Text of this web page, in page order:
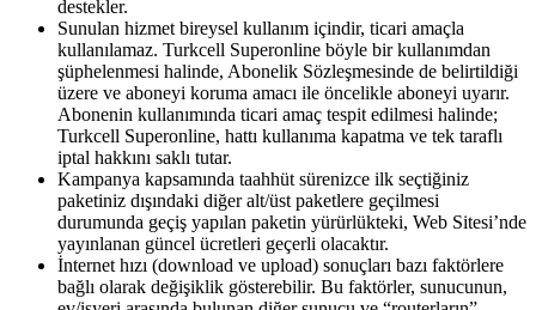
destekler.
Sunulan hizmet bireysel kullanım içindir, ticari amaçla
kullanılamaz. Turkcell Superonline böyle bir kullanımdan
şüphelenmesi halinde, Abonelik Sözleşmesinde de belirtildiği
üzere ve aboneyi koruma amacı ile öncelikle aboneyi uyarır.
Abonenin kullanımında ticari amaç tespit edilmesi halinde;
Turkcell Superonline, hattı kullanıma kapatma ve tek taraflı
iptal hakkını saklı tutar. ​
Kampanya kapsamında taahhüt sürenizce ilk seçtiğiniz
paketiniz dışındaki diğer alt/üst paketlere geçilmesi
durumunda geçiş yapılan paketin yürürlükteki, Web Sitesi’nde
yayınlanan güncel ücretleri geçerli olacaktır.
İnternet hızı (download ve upload) sonuçları bazı faktörlere
bağlı olarak değişiklik gösterebilir. Bu faktörler, sunucunun,